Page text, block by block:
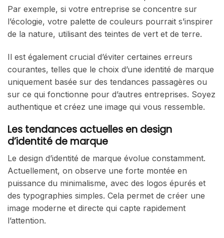
Par exemple, si votre entreprise se concentre sur
l’écologie, votre palette de couleurs pourrait s’inspirer
de la nature, utilisant des teintes de vert et de terre.
Il est également crucial d’éviter certaines erreurs
courantes, telles que le choix d’une identité de marque
uniquement basée sur des tendances passagères ou
sur ce qui fonctionne pour d’autres entreprises. Soyez
authentique et créez une image qui vous ressemble.
Les tendances actuelles en design
d’identité de marque
Le design d’identité de marque évolue constamment.
Actuellement, on observe une forte montée en
puissance du minimalisme, avec des logos épurés et
des typographies simples. Cela permet de créer une
image moderne et directe qui capte rapidement
l’attention.